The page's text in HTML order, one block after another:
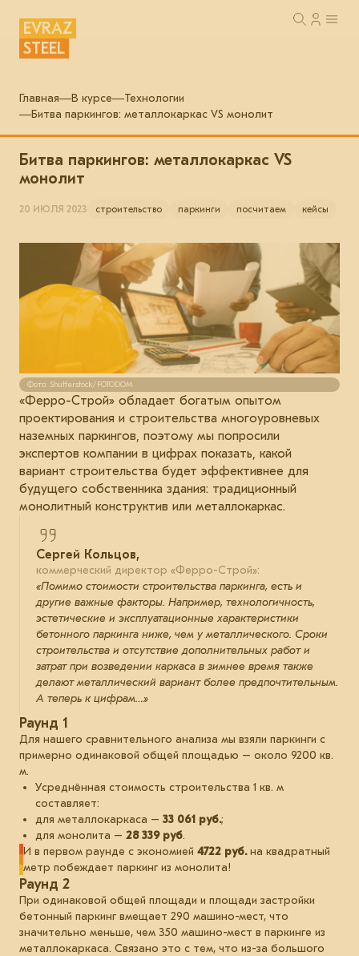
EVRAZ
STEEL
Главная В курсе
Технологии
Битва паркингов: металлокаркас VS монолит
Битва паркингов: металлокаркас VS
монолит
20 ИЮЛЯ 2023 строительство паркинги посчитаем кейсы
Фото: Shutterstock/FOTODOM
«Ферро-Строй» обладает богатым опытом
проектирования и строительства многоуровневых
наземных паркингов, поэтому мы попросили
экспертов компании в цифрах показать, какой
вариант строительства будет эффективнее для
будущего собственника здания: традиционный
монолитный конструктив или металлокаркас.
Сергей Кольцов,
коммерческий директор «Ферро-Строй»:
«Помимо стоимости строительства паркинга, есть и
другие важные факторы. Например, технологичность,
эстетические и эксплуатационные характеристики
бетонного паркинга ниже, чем у металлического. Сроки
строительства и отсутствие дополнительных работ и
затрат при возведении каркаса в зимнее время также
делают металлический вариант более предпочтительным.
А теперь к цифрам…»
Раунд 1
Для нашего сравнительного анализа мы взяли паркинги с
примерно одинаковой общей площадью – около 9200 кв.
м.
Усреднённая стоимость строительства 1 кв. м
составляет:
для металлокаркаса – 33 061 руб.;
для монолита – 28 339 руб.
И в первом раунде с экономией 4722 руб.на квадратный
метр побеждает паркинг из монолита!
Раунд 2
При одинаковой общей площади и площади застройки
бетонный паркинг вмещает 290 машино-мест, что
значительно меньше, чем 350 машино-мест в паркинге из
металлокаркаса. Связано это с тем, что из-за большого